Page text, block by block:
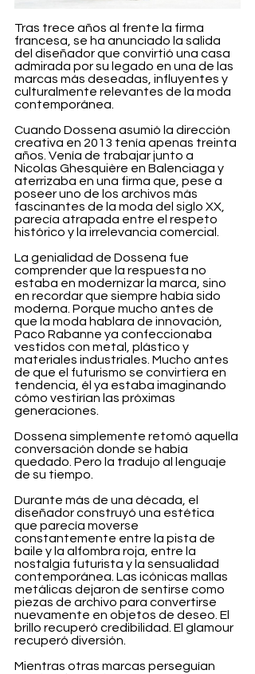
Tras trece años al frente la firma
francesa, se ha anunciado la salida
del diseñador que convirtió una casa
admirada por su legado en una de las
marcas más deseadas, influyentes y
culturalmente relevantes de la moda
contemporánea.
Cuando Dossena asumió la dirección
creativa en 2013 tenía apenas treinta
años. Venía de trabajar junto a
Nicolas Ghesquière en Balenciaga y
aterrizaba en una firma que, pese a
poseer uno de los archivos más
fascinantes de la moda del siglo XX,
parecía atrapada entre el respeto
histórico y la irrelevancia comercial.
La genialidad de Dossena fue
comprender que la respuesta no
estaba en modernizar la marca, sino
en recordar que siempre había sido
moderna. Porque mucho antes de
que la moda hablara de innovación,
Paco Rabanne ya confeccionaba
vestidos con metal, plástico y
materiales industriales. Mucho antes
de que el futurismo se convirtiera en
tendencia, él ya estaba imaginando
cómo vestirían las próximas
generaciones.
Dossena simplemente retomó aquella
conversación donde se había
quedado. Pero la tradujo al lenguaje
de su tiempo.
Durante más de una década, el
diseñador construyó una estética
que parecía moverse
constantemente entre la pista de
baile y la alfombra roja, entre la
nostalgia futurista y la sensualidad
contemporánea. Las icónicas mallas
metálicas dejaron de sentirse como
piezas de archivo para convertirse
nuevamente en objetos de deseo. El
brillo recuperó credibilidad. El glamour
recuperó diversión.
Mientras otras marcas perseguían